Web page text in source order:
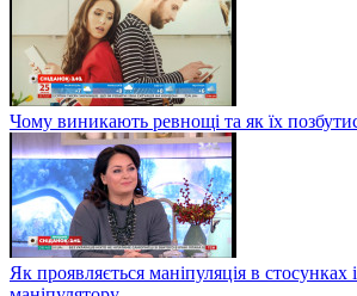
Чому виникають ревнощі та як їх
Як проявляється маніпуляція в стосунках